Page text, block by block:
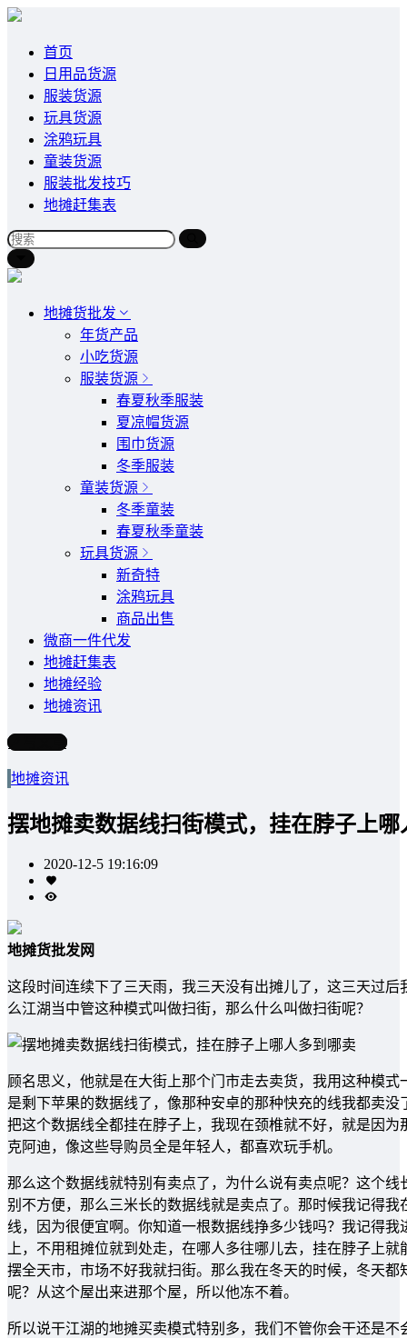
首页
日用品货源
服装货源
玩具货源
涂鸦玩具
童装货源
服装批发技巧
地摊赶集表
地摊货批发
年货产品
小吃货源
服装货源
春夏秋季服装
夏凉帽货源
围巾货源
冬季服装
童装货源
冬季童装
春夏秋季童装
玩具货源
新奇特
涂鸦玩具
商品出售
微商一件代发
地摊赶集表
地摊经验
地摊资讯
写文章
地摊资讯
摆地摊卖数据线扫街模式，挂在脖子上哪
2020-12-5 19:16:09
地摊货批发网
这段时间连续下了三天雨，我三天没有出摊儿了，这三天过
么江湖当中管这种模式叫做扫街，那么什么叫做扫街呢？
顾名思义，他就是在大街上那个门市走去卖货，我用这种模
是剩下苹果的数据线了，像那种安卓的那种快充的线我都卖
把这个数据线全都挂在脖子上，我现在颈椎就不好，就是因
克阿迪，像这些导购员全是年轻人，都喜欢玩手机。
那么这个数据线就特别有卖点了，为什么说有卖点呢？这个
别不方便，那么三米长的数据线就是卖点了。那时候我记得
线，因为很便宜啊。你知道一根数据线挣多少钱吗？我记得
上，不用租摊位就到处走，在哪人多往哪儿去，挂在脖子上
摆全天市，市场不好我就扫街。那么我在冬天的时候，冬天
呢？从这个屋出来进那个屋，所以他冻不着。
所以说干江湖的地摊买卖模式特别多，我们不管你会干还是